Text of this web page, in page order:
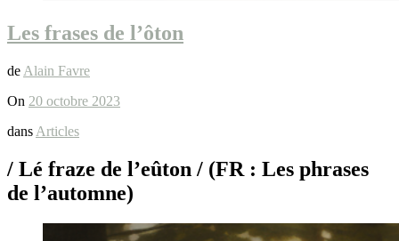
Les frases de l’ôton
de Alain Favre
On 20 octobre 2023
dans Articles
/ Lé fraze de l’eûton / (FR : Les phrases
de l’automne)